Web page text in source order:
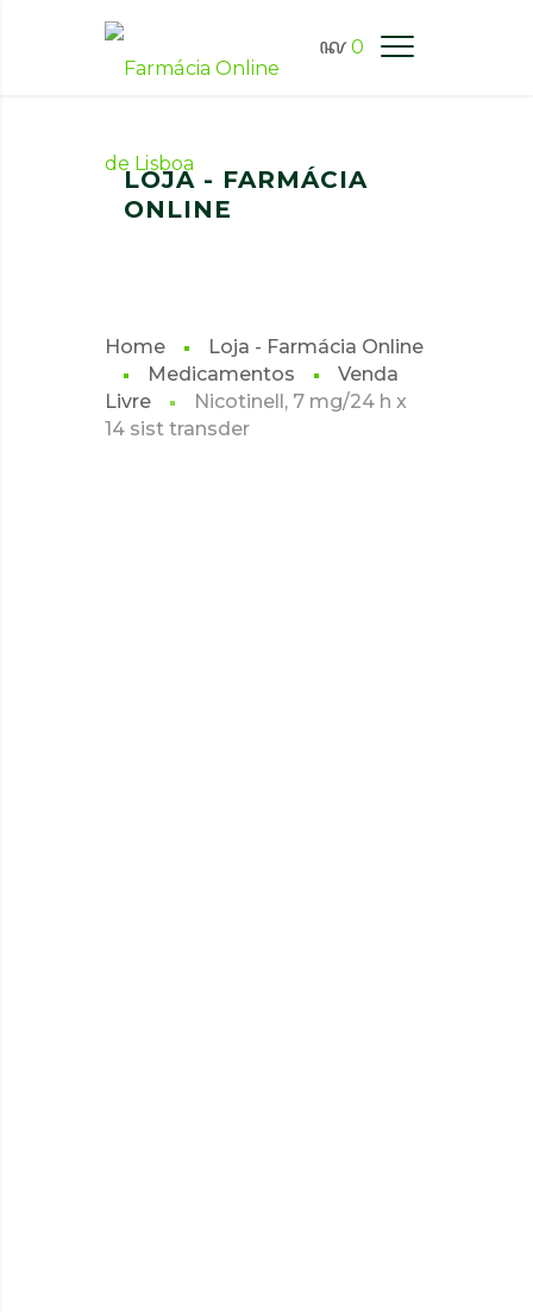
0
FARMÁCIA ONLINE LISBOA
LOJA - FARMÁCIA
ONLINE
Home
Loja - Farmácia Online
Medicamentos
Venda
Livre
Nicotinell, 7 mg/24 h x
14 sist transder